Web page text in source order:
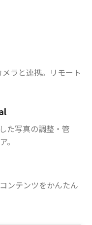
ラと連携。リモート
た写真の調整・管
。
ンテンツをかんたん